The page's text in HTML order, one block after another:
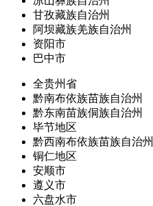
甘孜藏族自治州
阿坝藏族羌族自治州
资阳市
巴中市
全贵州省
黔南布依族苗族自治州
黔东南苗族侗族自治州
毕节地区
黔西南布依族苗族自治州
铜仁地区
安顺市
遵义市
六盘水市